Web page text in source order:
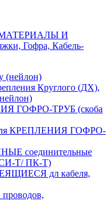
И
Гофра, Кабель-
(нейлон)
Круглого (ДХ),
ГОФРО-ТРУБ (скоба
КРЕПЛЕНИЯ ГОФРО-
соединительные
Т/ ПК-Т)
дл кабеля,